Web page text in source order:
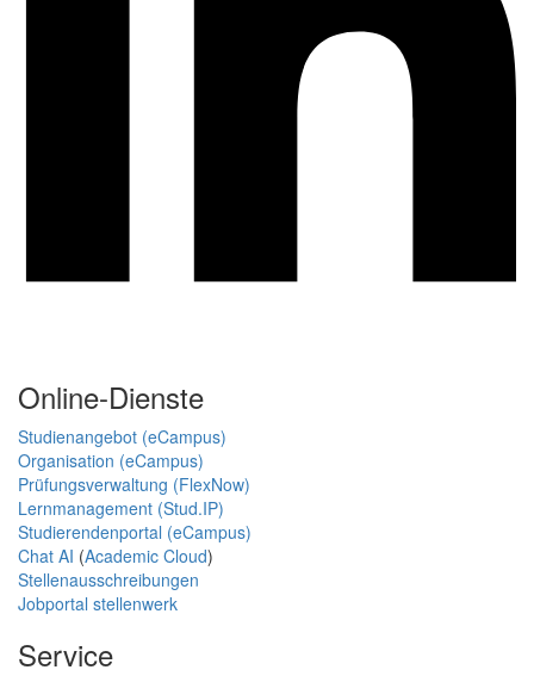
Online-Dienste
Studienangebot (eCampus)
Organisation (eCampus)
Prüfungsverwaltung (FlexNow)
Lernmanagement (Stud.IP)
Studierendenportal (eCampus)
Chat AI (Academic Cloud)
Stellenausschreibungen
Jobportal stellenwerk
Service